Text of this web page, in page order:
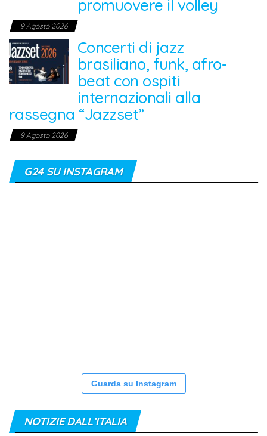
promuovere il volley
9 Agosto 2026
Concerti di jazz
brasiliano, funk, afro-
beat con ospiti
internazionali alla
rassegna “Jazzset”
9 Agosto 2026
G24 SU INSTAGRAM
Guarda su Instagram
NOTIZIE DALL’ITALIA